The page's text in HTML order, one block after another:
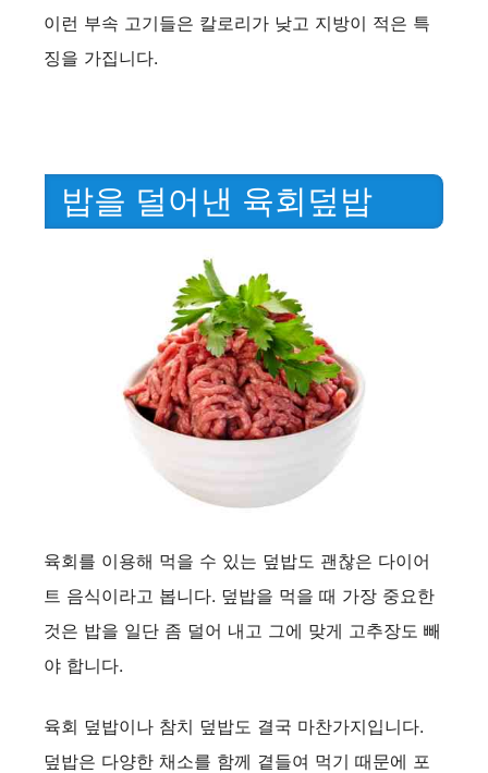
이런 부속 고기들은 칼로리가 낮고 지방이 적은 특
징을 가집니다.
밥을 덜어낸 육회덮밥
육회를 이용해 먹을 수 있는 덮밥도 괜찮은 다이어
트 음식이라고 봅니다. 덮밥을 먹을 때 가장 중요한
것은 밥을 일단 좀 덜어 내고 그에 맞게 고추장도 빼
야 합니다.
육회 덮밥이나 참치 덮밥도 결국 마찬가지입니다.
덮밥은 다양한 채소를 함께 곁들여 먹기 때문에 포